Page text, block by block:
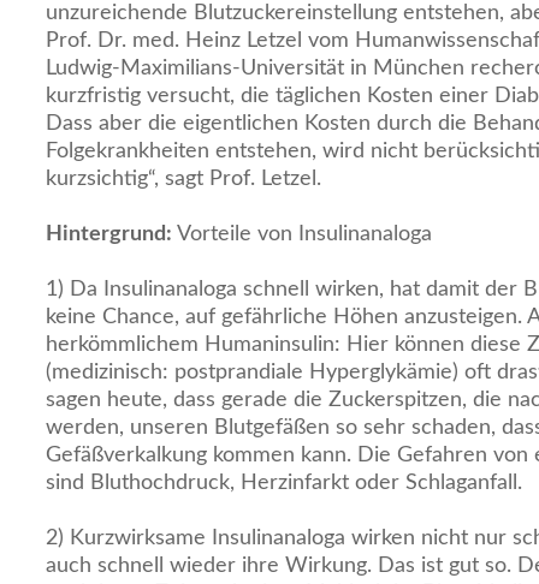
unzureichende Blutzuckereinstellung entstehen,
Prof. Dr. med. Heinz Letzel vom
Ludwig-Maximilians-Universität in München
kurzfristig versucht, die täglichen Kosten einer
Dass aber die eigentlichen Kosten durch die
Folgekrankheiten entstehen, wird nicht
kurzsichtig“, sagt Prof. Letzel.
Hintergrund: Vorteile von Insulinanaloga
1) Da Insulinanaloga schnell wirken, hat damit der
keine Chance, auf gefährliche Höhen anzusteigen.
herkömmlichem Humaninsulin: Hier können diese
(medizinisch: postprandiale Hyperglykämie) oft
sagen heute, dass gerade die Zuckerspitzen, die
werden, unseren Blutgefäßen so sehr schaden,
Gefäßverkalkung kommen kann. Die Gefahren von
sind Bluthochdruck, Herzinfarkt oder Schlaganfall.
2) Kurzwirksame Insulinanaloga wirken nicht nur
auch schnell wieder ihre Wirkung. Das ist gut so.